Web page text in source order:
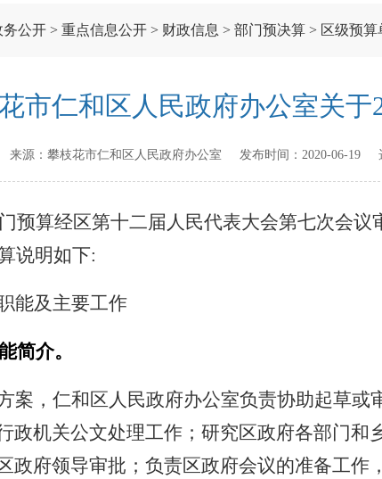
务公开 > 重点信息公开 > 财政信息 > 部门预决算 > 区级预算
市仁和区人民政府办公室关于
来源： 攀枝花市仁和区人民政府办公室 发布时间： 2020-06-19选
预算经区第十二届人民代表大会第七次会
说明如下:
能及主要工作
简介。
案，仁和区人民政府办公室负责协助起草
政机关公文处理工作；研究区政府各部门和
政府领导审批；负责区政府会议的准备工作